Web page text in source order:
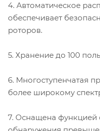
4. Автоматическое
обеспечивает
роторов.
5. Хранение до 100
6. Многоступенчатая
более широкому
7. Оснащена функцией